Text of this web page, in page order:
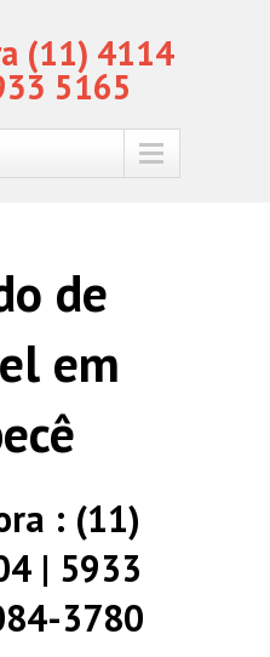
(11) 4114
5165
de
em
: (11)
| 5933
3780